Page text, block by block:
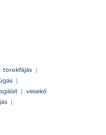
torokfájás |
|
| vesekő
|